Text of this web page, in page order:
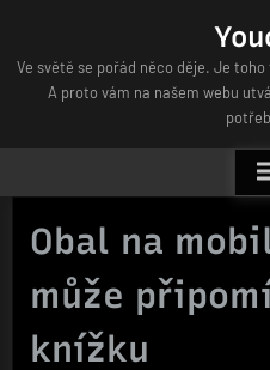
content
Ve světě se pořád něco děje. Je
A proto vám na našem webu
Obal na
může
knížku